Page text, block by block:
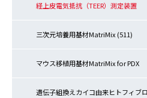
経上皮電気抵抗（TEER）測定装置
三次元培養用基材MatriMix (511)
マウス移植用基材MatriMix for PDX
遺伝子組換えカイコ由来ヒトフィ